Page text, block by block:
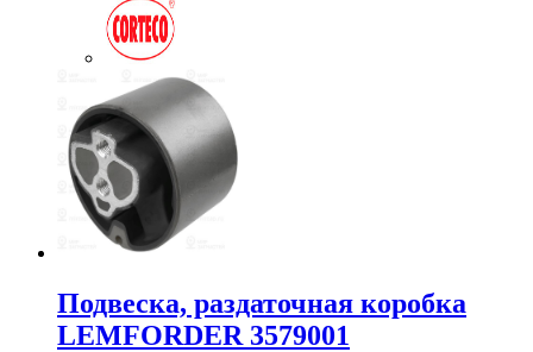
Подвеска, раздаточная коробка
LEMFORDER 3579001